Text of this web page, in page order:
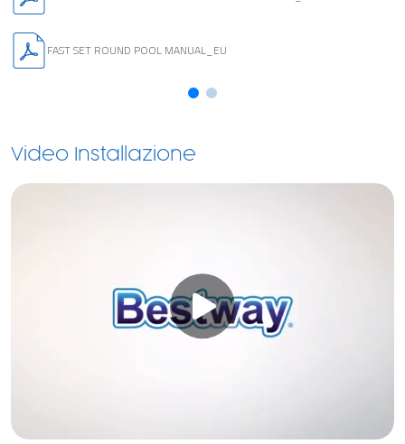
FAST SET ROUND POOL MANUAL_EU
Video Installazione